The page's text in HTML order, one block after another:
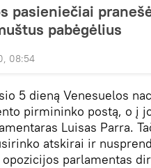
pasieniečiai
pabėgėlius
08:54
5 dieną Venesuelos
pirmininko postą, o į
Luisas Parra.
atskirai ir
parlamentas